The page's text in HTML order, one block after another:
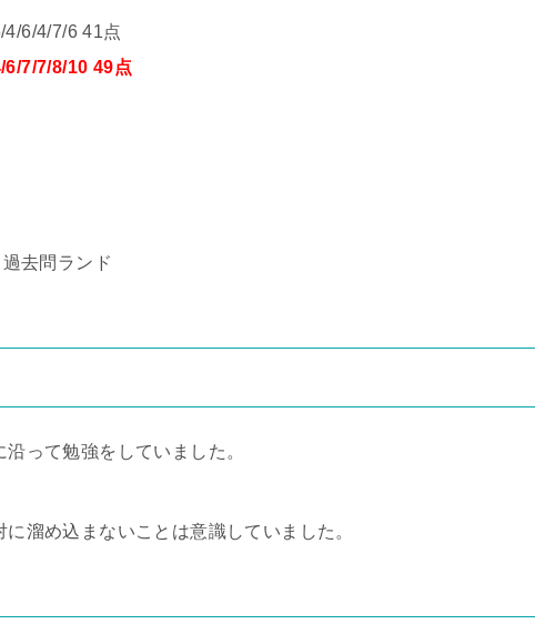
6/4/7/6 41点
7/7/8/10 49点
過去問ランド
って勉強をしていました。
溜め込まないことは意識していました。